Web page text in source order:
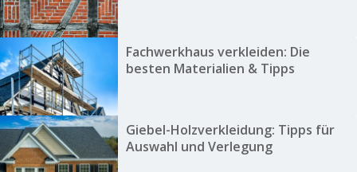
Fachwerkhaus verkleiden: Die
besten Materialien & Tipps
Giebel-Holzverkleidung: Tipps für
Auswahl und Verlegung